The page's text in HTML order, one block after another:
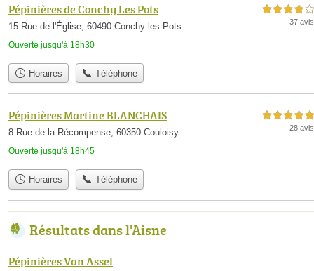
Pépinières de Conchy Les Pots
15 Rue de l'Église, 60490 Conchy-les-Pots
Ouverte jusqu'à 18h30
4,0 étoiles sur 5
37 avis
Horaires Téléphone
Pépinières Martine BLANCHAIS
8 Rue de la Récompense, 60350 Couloisy
Ouverte jusqu'à 18h45
5,0 étoiles sur 5
28 avis
Horaires Téléphone
Résultats dans l'Aisne
Pépinières Van Assel